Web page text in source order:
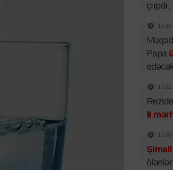
çırpdı,
17:30
Papa
17:02
II
17:00